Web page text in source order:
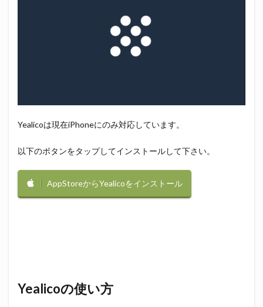
Yealicoは現在iPhoneにのみ対応しています。
以下のボタンをタップしてインストールして下さい。
AppStoreからYealicoをインストール
Yealicoの使い方